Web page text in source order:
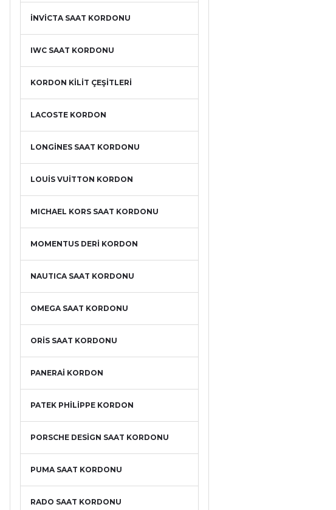
İNVİCTA SAAT KORDONU
IWC SAAT KORDONU
KORDON KİLİT ÇEŞİTLERİ
LACOSTE KORDON
LONGİNES SAAT KORDONU
LOUİS VUİTTON KORDON
MICHAEL KORS SAAT KORDONU
MOMENTUS DERİ KORDON
NAUTICA SAAT KORDONU
OMEGA SAAT KORDONU
ORİS SAAT KORDONU
PANERAİ KORDON
PATEK PHİLİPPE KORDON
PORSCHE DESİGN SAAT KORDONU
PUMA SAAT KORDONU
RADO SAAT KORDONU